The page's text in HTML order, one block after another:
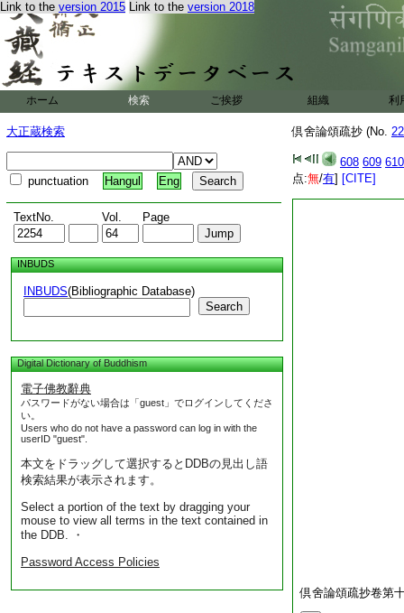
Link to the version 2015 Link to the version 2018
ホーム 検索 ご挨拶 組織 利
大正蔵検索
punctuation Hangul Eng
TextNo. Vol. Page
INBUDS
INBUDS(Bibliographic Database)
Search
Digital Dictionary of Buddhism
電子佛教辭典
パスワードがない場合は「guest」でログインしてくださ
い。
Users who do not have a password can log in with the
userID "guest".
本文をドラッグして選択するとDDBの見出し語
検索結果が表示されます。
Select a portion of the text by dragging your
mouse to view all terms in the text contained in
the DDB. ・
Password Access Policies
倶舍論頌疏抄 (No.
608 609 610
点:無/有] [CITE]
定故遮極小。如性
在於茲。非言性罪
飮者。以諸聖者具
藥。量無定故。非
身惡行者。酒是一
逸處名。餘不立此
通第四證。酒是一
飮酒故起身惡行故
性罪名身惡行 文
倶舍論頌疏抄卷第